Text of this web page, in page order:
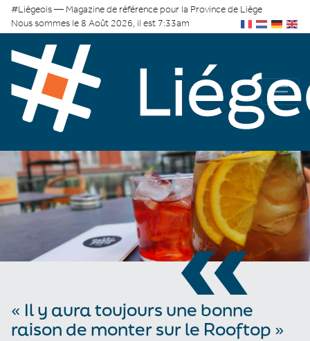
#Liégeois — Magazine de référence pour la Province de Liège
Nous sommes le 8 Août 2026, il est 7:33am
«
« Il y aura toujours une bonne
raison de monter sur le Rooftop »